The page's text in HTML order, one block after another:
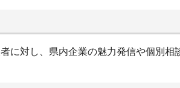
に対し、県内企業の魅力発信や個別